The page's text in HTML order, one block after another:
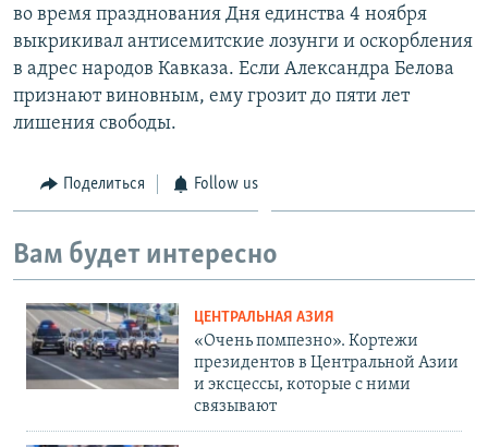
во время празднования Дня единства 4 ноября
выкрикивал антисемитские лозунги и оскорбления
в адрес народов Кавказа. Если Александра Белова
признают виновным, ему грозит до пяти лет
лишения свободы.
Поделиться Follow us
Вам будет интересно
ЦЕНТРАЛЬНАЯ АЗИЯ
«Очень помпезно». Кортежи
президентов в Центральной Азии
и эксцессы, которые с ними
связывают